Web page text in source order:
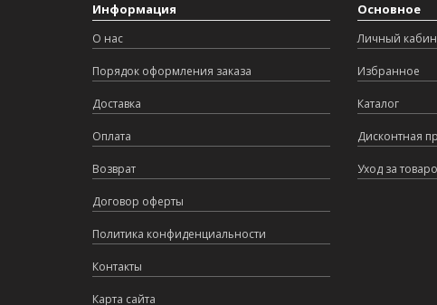
Информация
О нас
Порядок оформления заказа
Доставка
Оплата
Возврат
Договор оферты
Политика конфиденциальности
Контакты
Карта сайта
Основное
Личный
Избранное
Каталог
Дисконтная
Уход за